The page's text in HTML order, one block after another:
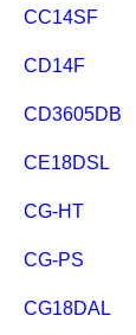
CC14SF
CD14F
CD3605DB
CE18DSL
CG-HT
CG-PS
CG18DAL